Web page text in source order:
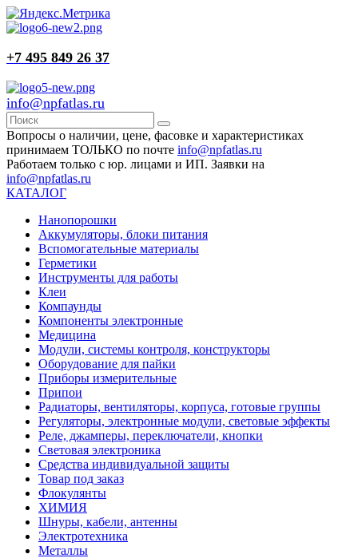
+7 495 849 26 37
info@npfatlas.ru
Вопросы о наличии, цене, фасовке и характеристиках
принимаем ТОЛЬКО по почте info@npfatlas.ru
Работаем только с юр. лицами и ИП. Заявки на
info@npfatlas.ru
КАТАЛОГ
Нанопорошки
Аккумуляторы, блоки питания
Вспомогательные материалы
Герметики
Инструменты для работы
Клеи
Компаунды
Компоненты электронные
Медицина
Модули, системы контроля, конструкторы
Оборудование для пайки
Приборы измерительные
Припои
Радиаторы, вентиляторы, корпуса, готовые группы
Регуляторы, электронные модули, световые эффекты
Реле, джамперы, переключатели, кнопки
Световая электроника
Средства индивидуальной защиты
Товар под заказ
Флокулянты
ХИМИЯ
Шнуры, кабели, антенны
Электротехника
Металлы